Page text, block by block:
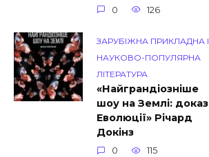
0 126
ЗАРУБІЖНА ПРИКЛАДНА І
НАУКОВО-ПОПУЛЯРНА
ЛІТЕРАТУРА
«Найграндіозніше
шоу на Землі: доказ
Еволюції» Річард
Докінз
0 115